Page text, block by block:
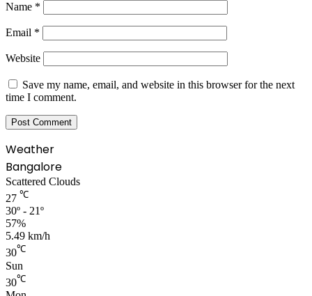
Name *
Email *
Website
Save my name, email, and website in this browser for the next
time I comment.
Weather
Bangalore
Scattered Clouds
27 ℃
30º - 21º
57%
5.49 km/h
30℃
Sun
30℃